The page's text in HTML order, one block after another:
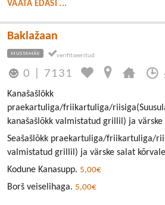
VAATA EDASI ...
Baklažaan
MUSTAMÄE
0 7131
Kanašašlǒkk
praekartuliga/friikartuliga/
kanašašlõkk valmistatud grillil) ja värske
Seašašlõkk praekartuliga/friikartuliga/
valmistatud grillil) ja värske salat
Kodune Kanasupp. 5,00€
Borš veiselihaga. 5,00€